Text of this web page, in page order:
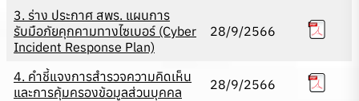
3. ร่าง ประกาศ สพร. แผนการ
รับมือภัยคุกคามทางไซเบอร์ (Cyber
Incident Response Plan)
28/9/2566
4. คำชี้แจงการสำรวจความคิดเห็น
และการคุ้มครองข้อมูลส่วนบุคคล
28/9/2566